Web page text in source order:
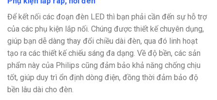
Để kết nối các đoạn đèn LED thì bạn phải cần đến sự hỗ trợ
của các phụ kiện lắp nối. Chúng được thiết kế chuyên dụng,
giúp bạn dễ dàng thay đổi chiều dài đèn, qua đó linh hoạt
tạo ra các thiết kế chiếu sáng đa dạng. Về độ bền, các sản
phẩm này của Philips cũng đảm bảo khả năng chống chịu
tốt, giúp duy trì ổn định dòng điện, đồng thời đảm bảo độ
bền lâu dài cho đèn.